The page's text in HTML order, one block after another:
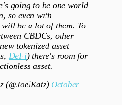
going to be one world
so even with
will be a lot of them. To
CBDCs, other
tokenized asset
DeFi) there's room for
asset.
(@JoelKatz) October